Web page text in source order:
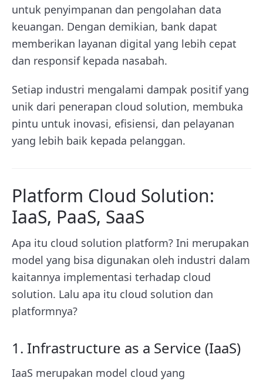
untuk penyimpanan dan pengolahan data
keuangan. Dengan demikian, bank dapat
memberikan layanan digital yang lebih cepat
dan responsif kepada nasabah.
Setiap industri mengalami dampak positif yang
unik dari penerapan cloud solution, membuka
pintu untuk inovasi, efisiensi, dan pelayanan
yang lebih baik kepada pelanggan.
Platform Cloud Solution:
IaaS, PaaS, SaaS
Apa itu cloud solution platform? Ini merupakan
model yang bisa digunakan oleh industri dalam
kaitannya implementasi terhadap cloud
solution. Lalu apa itu cloud solution dan
platformnya?
1. Infrastructure as a Service (IaaS)
IaaS merupakan model cloud yang